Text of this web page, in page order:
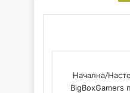
Начална/
BigBoxGamers